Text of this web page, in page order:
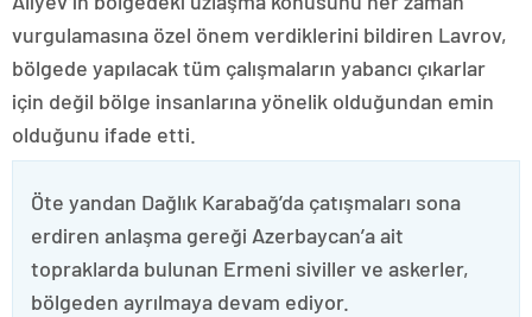
vurgulamasına özel önem verdiklerini bildiren Lavrov,
bölgede yapılacak tüm çalışmaların yabancı çıkarlar
için değil bölge insanlarına yönelik olduğundan emin
olduğunu ifade etti.
Öte yandan Dağlık Karabağ’da çatışmaları sona
erdiren anlaşma gereği Azerbaycan’a ait
topraklarda bulunan Ermeni siviller ve askerler,
bölgeden ayrılmaya devam ediyor.